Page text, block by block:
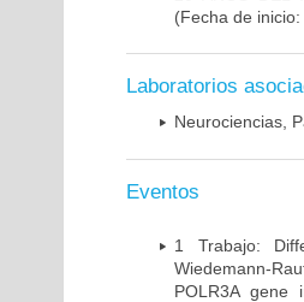
(Fecha de
Laboratorios
Neurociencias,
Eventos
1 Trabajo:
Wiedemann-
POLR3A gene